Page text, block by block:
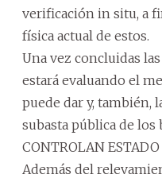
verificación in situ, a
física actual de estos.
Una vez concluidas
estará evaluando el
puede dar y, también,
subasta pública de los
CONTROLAN ESTADO
Además del